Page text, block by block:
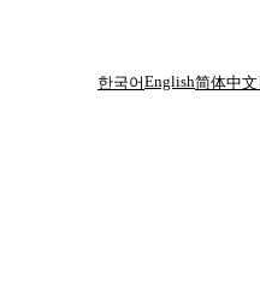
한국어English简体中文